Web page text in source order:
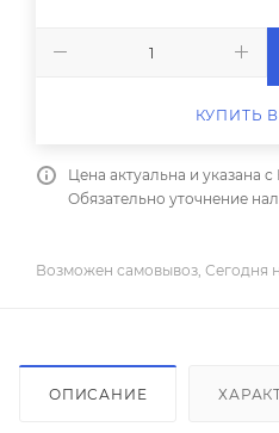
КУПИТЬ
Цена актуальна и указана с
Обязательно уточнение
Возможен самовывоз, Сегодня
ОПИСАНИЕ